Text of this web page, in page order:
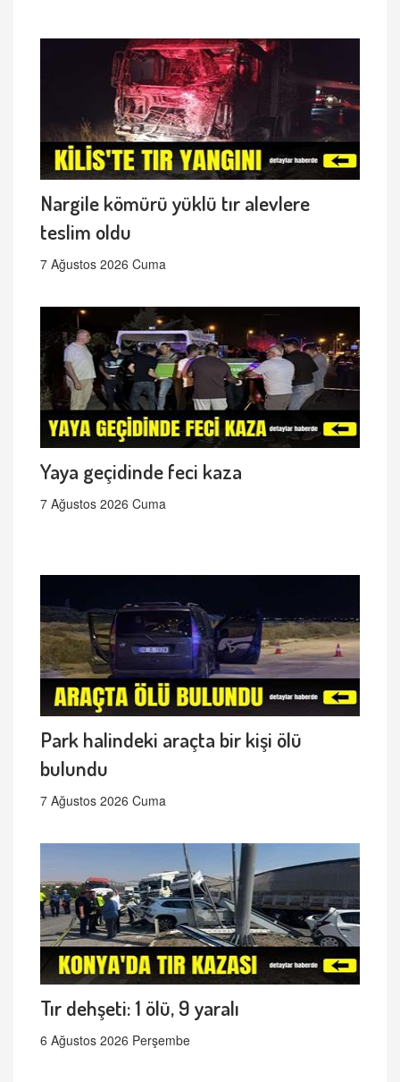
Nargile kömürü yüklü tır alevlere
teslim oldu
7 Ağustos 2026 Cuma
Yaya geçidinde feci kaza
7 Ağustos 2026 Cuma
Park halindeki araçta bir kişi ölü
bulundu
7 Ağustos 2026 Cuma
Tır dehşeti: 1 ölü, 9 yaralı
6 Ağustos 2026 Perşembe